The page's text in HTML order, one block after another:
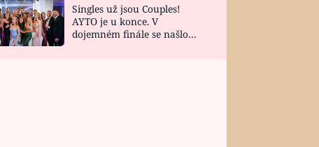
Singles už jsou Couples!
AYTO je u konce. V
dojemném finále se našlo